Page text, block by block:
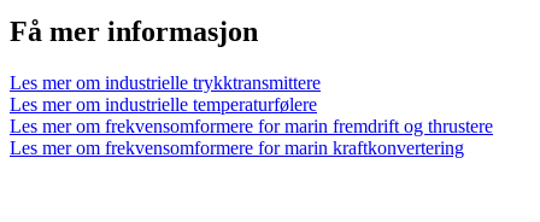
Få mer informasjon
Les mer om industrielle trykktransmittere
Les mer om industrielle temperaturfølere
Les mer om frekvensomformere for marin fremdrift og thrustere
Les mer om frekvensomformere for marin kraftkonvertering